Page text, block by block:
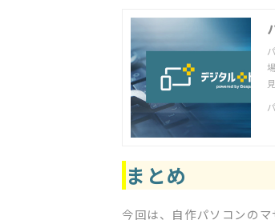
まとめ
今回は、自作パソコンの